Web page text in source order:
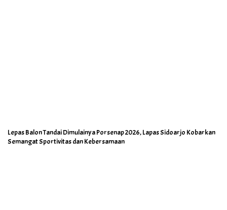
Lepas Balon Tandai Dimulainya Porsenap 2026, Lapas Sidoarjo Kobarkan
Semangat Sportivitas dan Kebersamaan